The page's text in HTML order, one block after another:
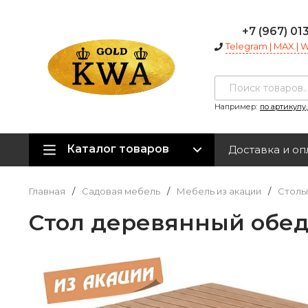
+7 (967)
Telegram | MAX |
Например: по
Каталог товаров Доставка и
Главная / Садовая мебель / Мебель из акации / Столы
Стол деревянный